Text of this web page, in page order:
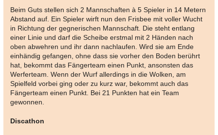
Beim Guts stellen sich 2 Mannschaften à 5 Spieler in 14 Metern
Abstand auf. Ein Spieler wirft nun den Frisbee mit voller Wucht
in Richtung der gegnerischen Mannschaft. Die steht entlang
einer Linie und darf die Scheibe erstmal mit 2 Händen nach
oben abwehren und ihr dann nachlaufen. Wird sie am Ende
einhändig gefangen, ohne dass sie vorher den Boden berührt
hat, bekommt das Fängerteam einen Punkt, ansonsten das
Werferteam. Wenn der Wurf allerdings in die Wolken, am
Spielfeld vorbei ging oder zu kurz war, bekommt auch das
Fängerteam einen Punkt. Bei 21 Punkten hat ein Team
gewonnen.
Discathon